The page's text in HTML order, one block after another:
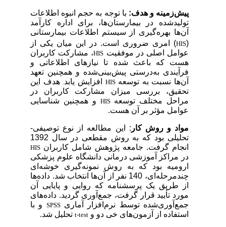
پیش‌زمینه و هدف: با توجه به حجم انبوه اطلاعات
تولیدشده در بیمارستان‌ها، برای اداره کارآمد
آن‌هابهره‌گیری از سیستم اطلاعات بیمارستانی
HIS
) امری ضروری است.در این میان یکی از
عوامل اصلی در موفقیتHIS، مشارکت کاربران
هست که باعث شده تا نیازهای اطلاعاتی و
فرآیندی به‌درستی پیش‌بینی‌شده و همچنین تعهد
آن‌ها نسبت به توسعهHISافزایش یابد.هدف این
تحقیق، بررسی میزان مشارکت کاربران در
مراحل مختلف توسعهHISو همچنین شناسایی
عوامل مؤثر بر آن هست.
مواد و روش کار: این مطالعه از نوع توصیفی-
تحلیلی بود که به روش مقطعی در سال 1392
انجام گرفت. جامعه پژوهش شامل کاربرانHIS
در مراکز آموزشی درمانی دانشگاه علوم پزشکی
ارومیه بود که به روش نمونه‌گیری خوشه‌ای
چندمرحله‌ای، 140 نفر از آن‌ها انتخاب شد. داده‌ها
از طریق یک پرسشنامه که روایی و پایایی آن
مورد تأیید قرار گرفت، جمع‌آوری گردید. داده‌های
جمع‌آوری‌شده توسط نرم‌افزار آماریSPSSو با
استفاده از آزمون‌های خی دو و t-testتحلیل شد.